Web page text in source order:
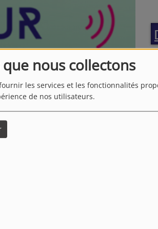
nous collectons
les services et les fonctionnalités
de nos utilisateurs.